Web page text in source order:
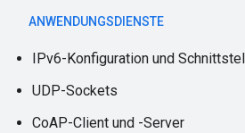
ANWENDUNGSDIENSTE
IPv6-Konfiguration und
UDP-Sockets
CoAP-Client und -Server